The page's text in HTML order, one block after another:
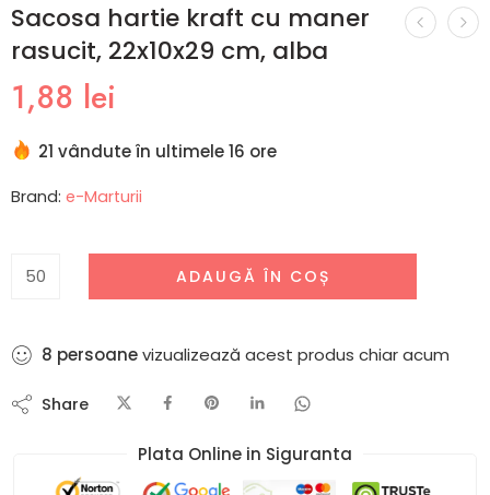
Sacosa hartie kraft cu maner
rasucit, 22x10x29 cm, alba
1,88 lei
21 vândute în ultimele 16 ore
Brand: e-Marturii
ADAUGĂ ÎN COȘ
11 persoanevizualizează acest produs chiar acum
Share
Plata Online in Siguranta​